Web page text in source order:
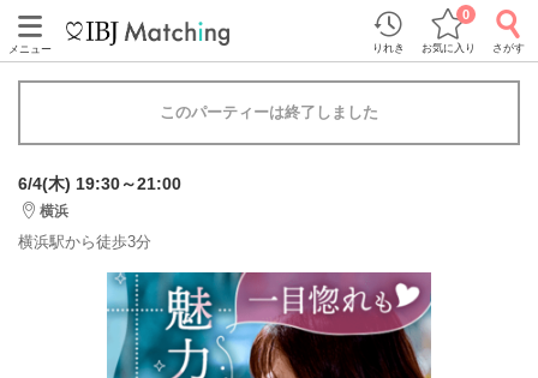
メニュー りれき お気に入り
0
さがす
このパーティーは終了しました
6/4(木) 19:30～21:00
横浜
横浜駅から徒歩3分